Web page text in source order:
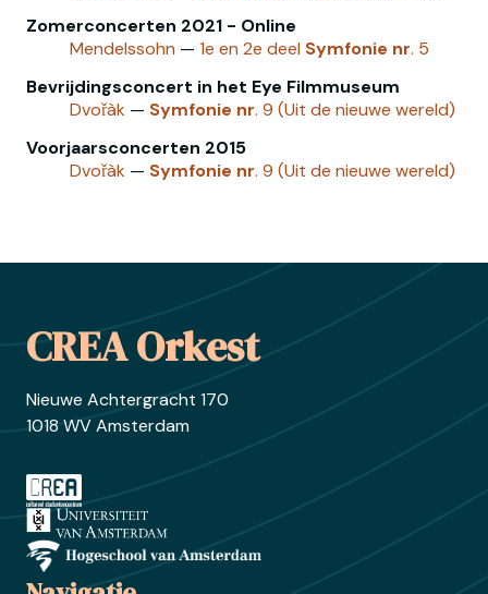
Zomerconcerten 2021 - Online
Mendelssohn — 1e en 2e deel Symfonie nr. 5
Bevrijdingsconcert in het Eye Filmmuseum
Dvořàk — Symfonie nr. 9 (Uit de nieuwe wereld)
Voorjaarsconcerten 2015
Dvořàk — Symfonie nr. 9 (Uit de nieuwe wereld)
Footer
CREA Orkest
Nieuwe Achtergracht 170
1018 WV Amsterdam
Ga naar hva.nl